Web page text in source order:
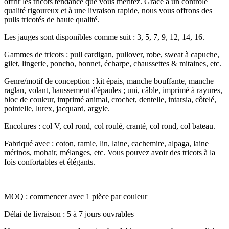
qualité rigoureux et à une livraison rapide, nous vous offrons des
pulls tricotés de haute qualité.
Les jauges sont disponibles comme suit : 3, 5, 7, 9, 12, 14, 16.
Gammes de tricots : pull cardigan, pullover, robe, sweat à capuche,
gilet, lingerie, poncho, bonnet, écharpe, chaussettes & mitaines, etc.
Genre/motif de conception : kit épais, manche bouffante, manche
raglan, volant, haussement d'épaules ; uni, câble, imprimé à rayures,
bloc de couleur, imprimé animal, crochet, dentelle, intarsia, côtelé,
pointelle, lurex, jacquard, argyle.
Encolures : col V, col rond, col roulé, cranté, col rond, col bateau.
Fabriqué avec : coton, ramie, lin, laine, cachemire, alpaga, laine
mérinos, mohair, mélanges, etc. Vous pouvez avoir des tricots à la
fois confortables et élégants.
MOQ : commencer avec 1 pièce par couleur
Délai de livraison : 5 à 7 jours ouvrables